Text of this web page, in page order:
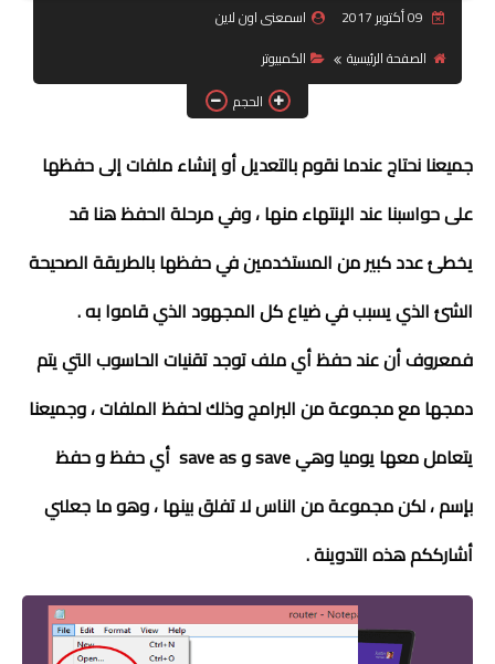
موبايل
كورسات
مقالات
القسم الديني
العناية بالصحة
سياحة
قصص
رياضة
اسمعنى اون لاين
الصفحة الرئيسية
الكمبيوتر
الحجم
جميعنا نحتاج عندما نقوم بالتعديل أو إنشاء ملفات إلى حفظها
على حواسبنا عند الإنتهاء منها ، وفي مرحلة الحفظ هنا قد
يخطئ عدد كبير من المستخدمين في حفظها بالطريقة الصحيحة
الشئ الذي يسبب في ضياع كل المجهود الذي قاموا به .
فمعروف أن عند حفظ أي ملف توجد تقنيات الحاسوب التي يتم
دمجها مع مجموعة من البرامج وذلك لحفظ الملفات ، وجميعنا
يتعامل معها يوميا وهي save و save as أي حفظ و حفظ
بإسم ، لكن مجموعة من الناس لا تفلق بينها ، وهو ما جعلني
أشارككم هذه التدوينة .